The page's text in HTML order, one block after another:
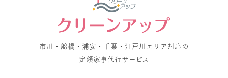
市川・船橋・浦安・千葉・江戸川エリア対応の
定額家事代行サービス